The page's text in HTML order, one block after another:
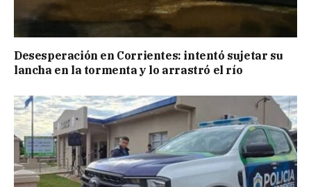
Desesperación en Corrientes: intentó sujetar su
lancha en la tormenta y lo arrastró el río